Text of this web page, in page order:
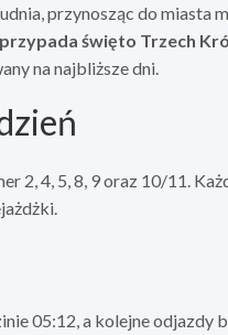
przynosząc do miasta
święto Trzech
na najbliższe dni.
2, 4, 5, 8, 9 oraz 10/11.
05:12, a kolejne odjazdy